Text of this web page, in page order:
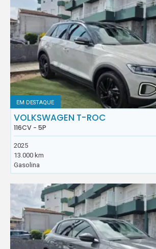
EM DESTAQUE
VOLKSWAGEN T-ROC
116CV - 5P
2025
13.000 km
Gasolina